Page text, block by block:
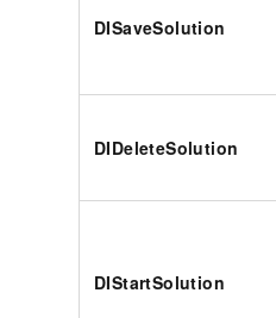
DISaveSolution
DIDeleteSolution
DIStartSolution